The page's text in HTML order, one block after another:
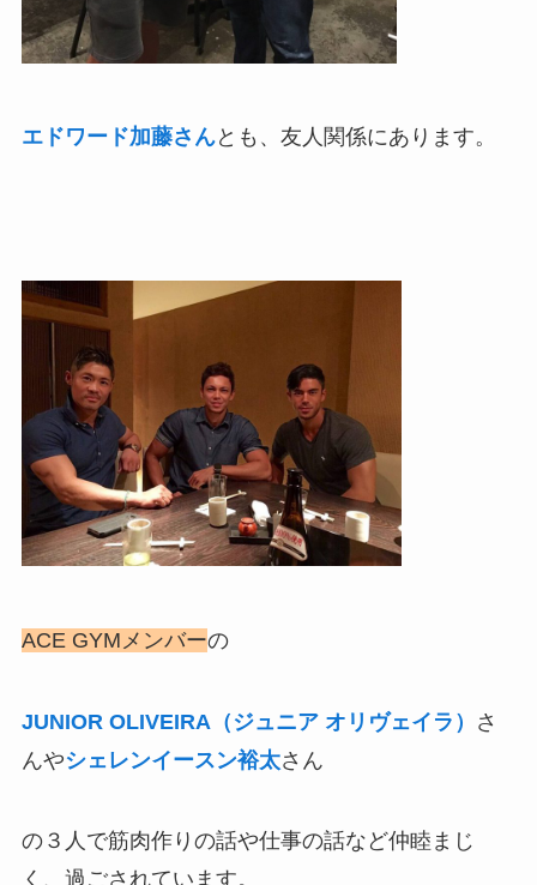
エドワード加藤さんとも、友人関係にあります。
ACE GYMメンバーの
JUNIOR OLIVEIRA（ジュニア オリヴェイラ）
さ
んやシェレンイースン裕太さん
の３人で筋肉作りの話や仕事の話など仲睦まじ
く、過ごされています。